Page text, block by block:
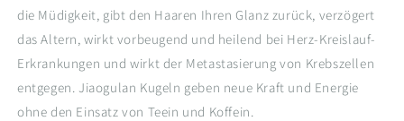
die Müdigkeit, gibt den Haaren Ihren Glanz zurück, verzögert
das Altern, wirkt vorbeugend und heilend bei Herz-Kreislauf-
Erkrankungen und wirkt der Metastasierung von Krebszellen
entgegen. Jiaogulan Kugeln geben neue Kraft und Energie
ohne den Einsatz von Teein und Koffein.